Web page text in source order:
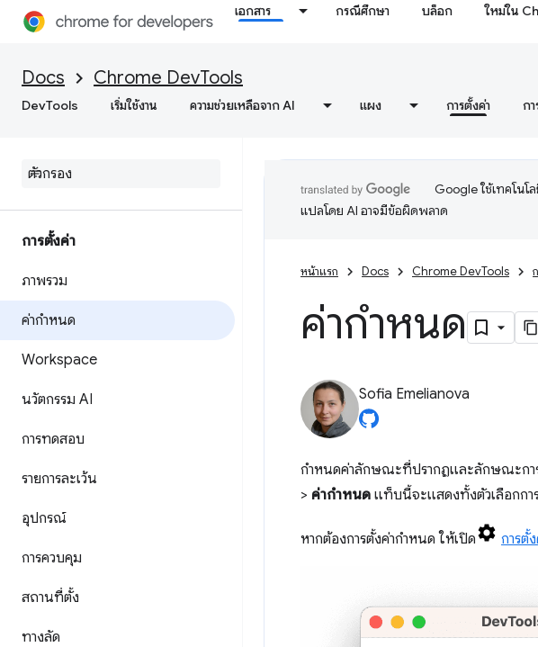
เอกสาร กรณีศึกษา บล็อก ใหม่ใน
Docs Chrome DevTools
DevTools เริ่มใช้งาน ความช่วยเหลือจาก AI แผง การตั้งค่า ก
การตั้งค่า
ภาพรวม
ค่ากำหนด
Workspace
นวัตกรรม AI
การทดสอบ
รายการละเว้น
อุปกรณ์
การควบคุม
สถานที่ตั้ง
ทางลัด
Google ใช้เทคโนโ
แปลโดย AI อาจมีข้อผิดพลาด
หน้าแรก Docs Chrome DevTools
ค่ากำหนด
Sofia Emelianova
กำหนดค่าลักษณะที่ปรากฏและลักษณะกา
> ค่ากําหนด แท็บนี้จะแสดงทั้งตัวเลือกกา
หากต้องการตั้งค่ากำหนด ให้เปิด การตั้